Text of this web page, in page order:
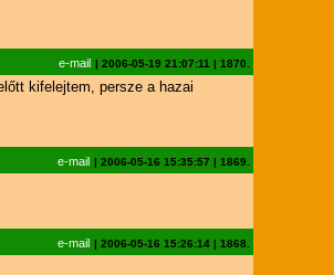
e-mail | 2006-05-19 21:07:11 | 1870.
kifelejtem, persze a hazai
e-mail | 2006-05-16 15:35:57 | 1869.
e-mail | 2006-05-16 15:26:14| 1868.